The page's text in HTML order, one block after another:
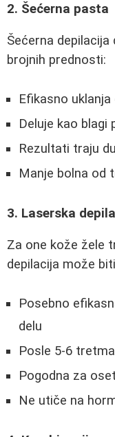
2. Šećerna pasta
Šećerna
brojnih prednosti:
Efikasno
Deluje kao blagi
Rezultati traju
Manje bolna od
3. Laserska
Za one kože žele
depilacija može
Posebno
delu
Posle 5-6
Pogodna za
Ne utiče na